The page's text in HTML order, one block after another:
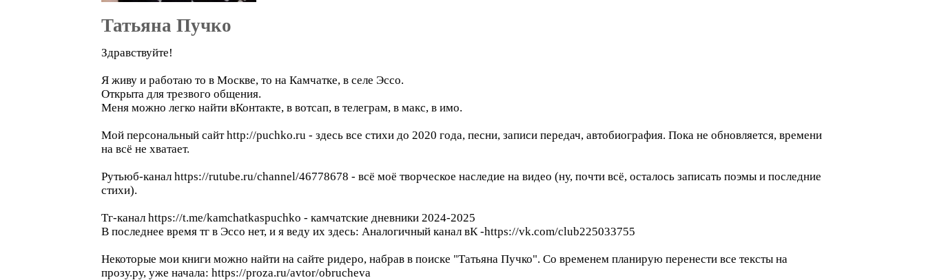
Татьяна Пучко
Здравствуйте!
Я живу и работаю то в Москве, то на Камчатке, в селе Эссо.
Открыта для трезвого общения.
Меня можно легко найти вКонтакте, в вотсап, в телеграм, в макс, в имо.
Мой персональный сайт http://puchko.ru - здесь все стихи до 2020 года, песни, записи передач, автобиография. Пока не обновляется, времени
на всё не хватает.
Рутьюб-канал https://rutube.ru/channel/46778678 - всё моё творческое наследие на видео (ну, почти всё, осталось записать поэмы и последние
стихи).
Тг-канал https://t.me/kamchatkaspuchko - камчатские дневники 2024-2025
В последнее время тг в Эссо нет, и я веду их здесь: Аналогичный канал вК -https://vk.com/club225033755
Некоторые мои книги можно найти на сайте ридеро, набрав в поиске "Татьяна Пучко". Со временем планирую перенести все тексты на
прозу.ру, уже начала: https://proza.ru/avtor/obrucheva